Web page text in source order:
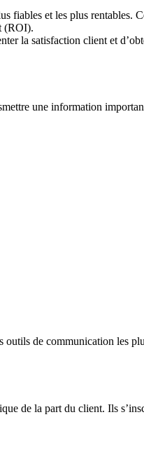
fiables et les plus rentables.
(ROI).
la satisfaction client et
une information
outils de communication les
de la part du client. Ils